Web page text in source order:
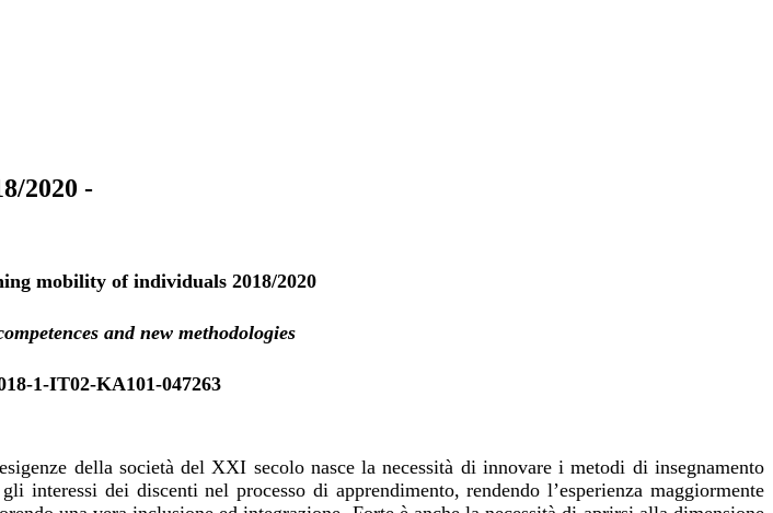
2020 -
mobility of individuals 2018/2020
and new methodologies
1-IT02-KA101-047263
della società del XXI secolo nasce la necessità di innovare i metodi di insegnamento
interessi dei discenti nel processo di apprendimento, rendendo l’esperienza maggiormente